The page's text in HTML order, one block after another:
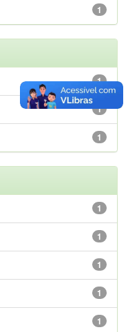
1
1
1
1
1
1
1
1
1